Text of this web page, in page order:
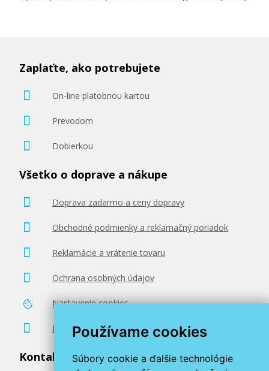
Používame cookies
Súbory cookie a ďalšie technológie
Zaplaťte, ako potrebujete
On-line platobnou kartou
Prevodom
Dobierkou
Všetko o doprave a nákupe
Doprava zadarmo a ceny dopravy
Obchodné podmienky a reklamačný poriadok
Reklamácie a vrátenie tovaru
Ochrana osobných údajov
Nastavenie cookies
Poradenstvo zadarmo
Kontaktujte nás